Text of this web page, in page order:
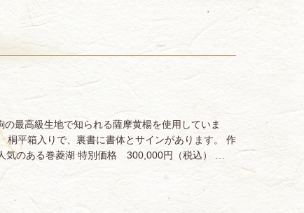
最高級生地で知られる薩摩黄楊を使用していま
桐平箱入りで、裏書に書体とサインがあります。 作
気のある巻菱湖 特別価格 300,000円（税込） …